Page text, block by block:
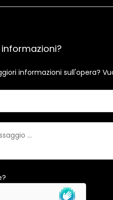
informazioni sull'opera?